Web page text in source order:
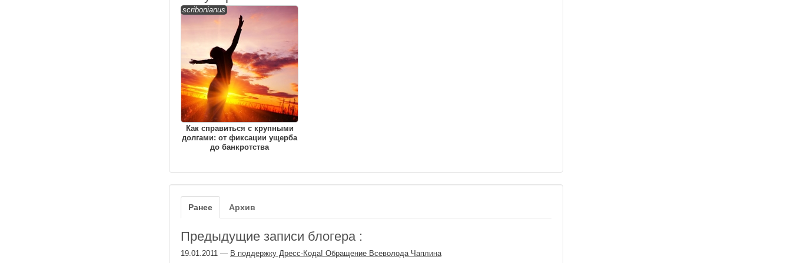
scribonianus
Как справиться с крупными
долгами: от фиксации ущерба
до банкротства
Ранее Архив
Предыдущие записи блогера :
19.01.2011 — В поддержку Дресс-Кода! Обращение Всеволода Чаплина